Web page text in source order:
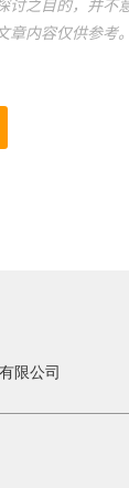
讨之目的，并不
章内容仅供参考
限公司